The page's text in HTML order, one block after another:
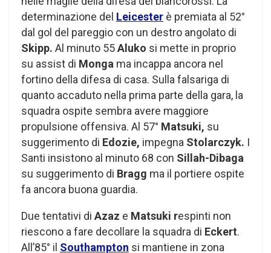
determinazione del Leicester è premiata al 52°
dal gol del pareggio con un destro angolato di
Skipp. Al minuto 55Aluko si mette in proprio
su assist di Monga ma incappa ancora nel
fortino della difesa di casa. Sulla falsariga di
quanto accaduto nella prima parte della gara, la
squadra ospite sembra avere maggiore
propulsione offensiva. Al 57° Matsuki, su
suggerimento di Edozie, impegna Stolarczyk. I
Santi insistono al minuto 68 con Sillah-Dibaga
su suggerimento di Bragg ma il portiere ospite
fa ancora buona guardia.
Due tentativi di Azaz e Matsuki respinti non
riescono a fare decollare la squadra di Eckert.
All’85° il Southampton si mantiene in zona